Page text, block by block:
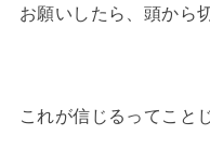
お願いしたら、頭から
これが信じるってこと